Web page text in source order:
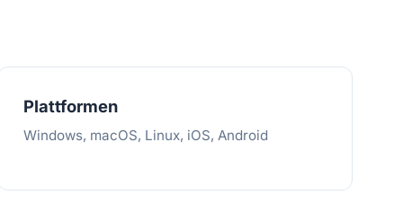
Plattformen
Windows, macOS, Linux, iOS, Android